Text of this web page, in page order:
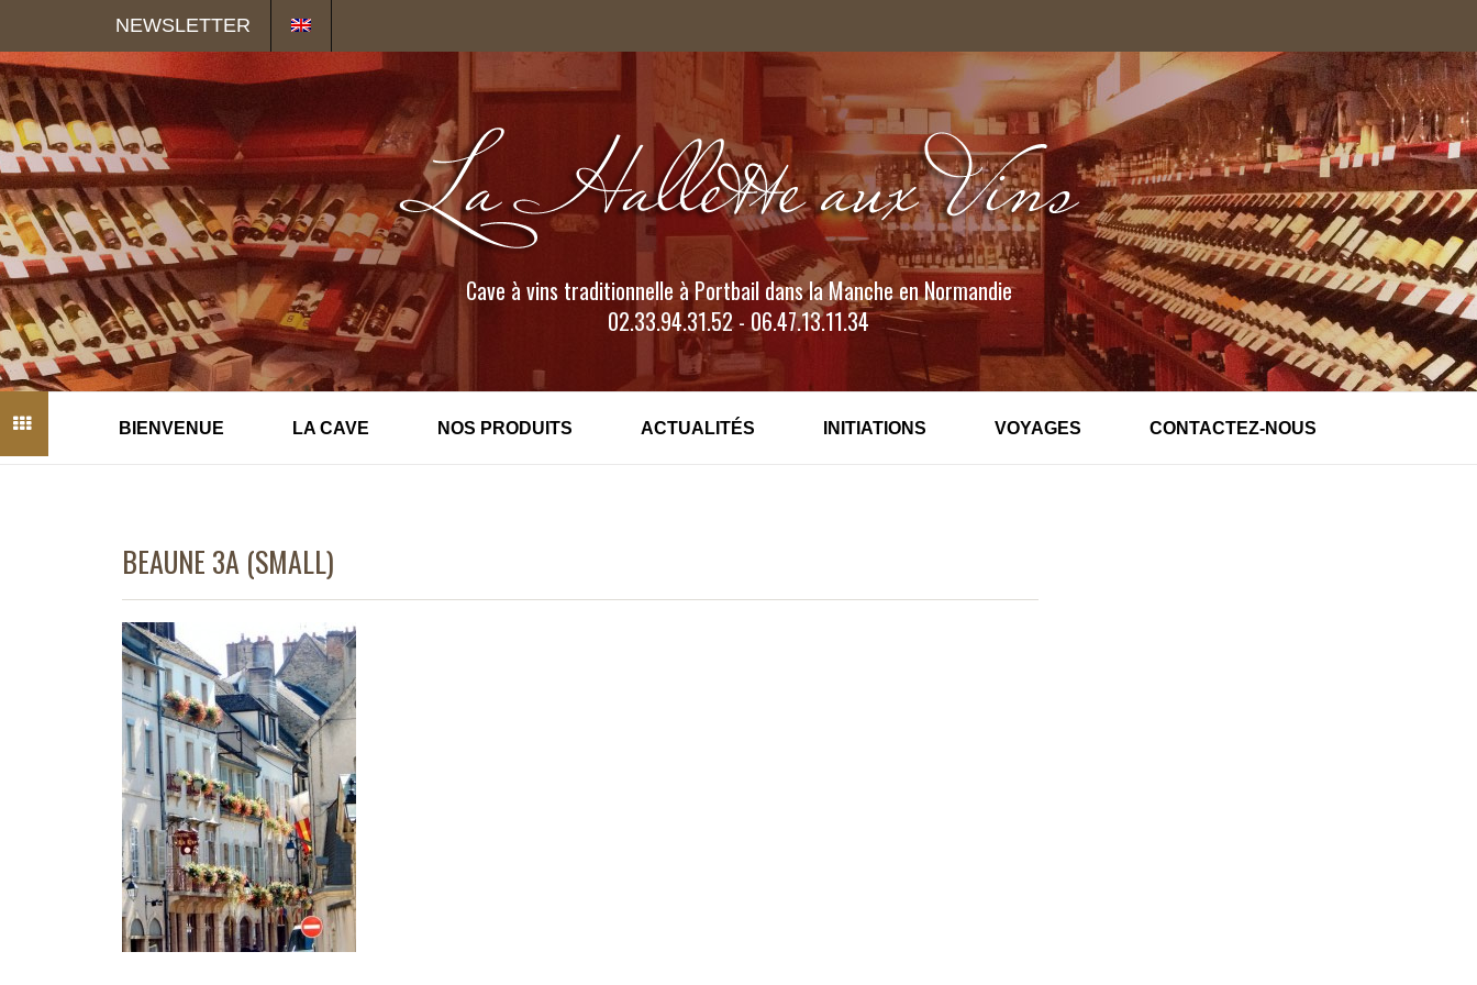
NEWSLETTER
Cave à vins traditionnelle à Portbail dans la Manche en Normandie
02.33.94.31.52 - 06.47.13.11.34
BIENVENUE LA CAVE NOS PRODUITS ACTUALITÉS INITIATIONS VOYAGES CONTACTEZ-NOUS
BEAUNE 3A (SMALL)
Panneau de gestion des cookies